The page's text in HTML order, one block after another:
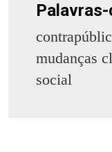
mudanças
social